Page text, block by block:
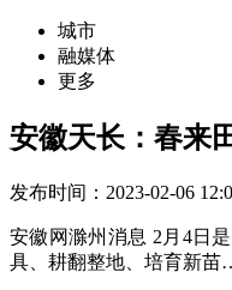
城市
融媒体
更多
安徽天长：春来
发布时间：2023-02-06
安徽网滁州消息 2月4日
具、耕翻整地、培育新